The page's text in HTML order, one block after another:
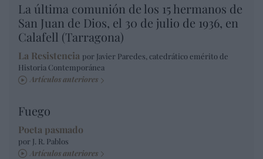
La última comunión de los 15 hermanos de
San Juan de Dios, el 30 de julio de 1936, en
Calafell (Tarragona)
La Resistencia por Javier Paredes, catedrático emérito de
Historia Contemporánea
Artículos anteriores
Fuego
Poeta pasmado
por J. R. Pablos
Artículos anteriores